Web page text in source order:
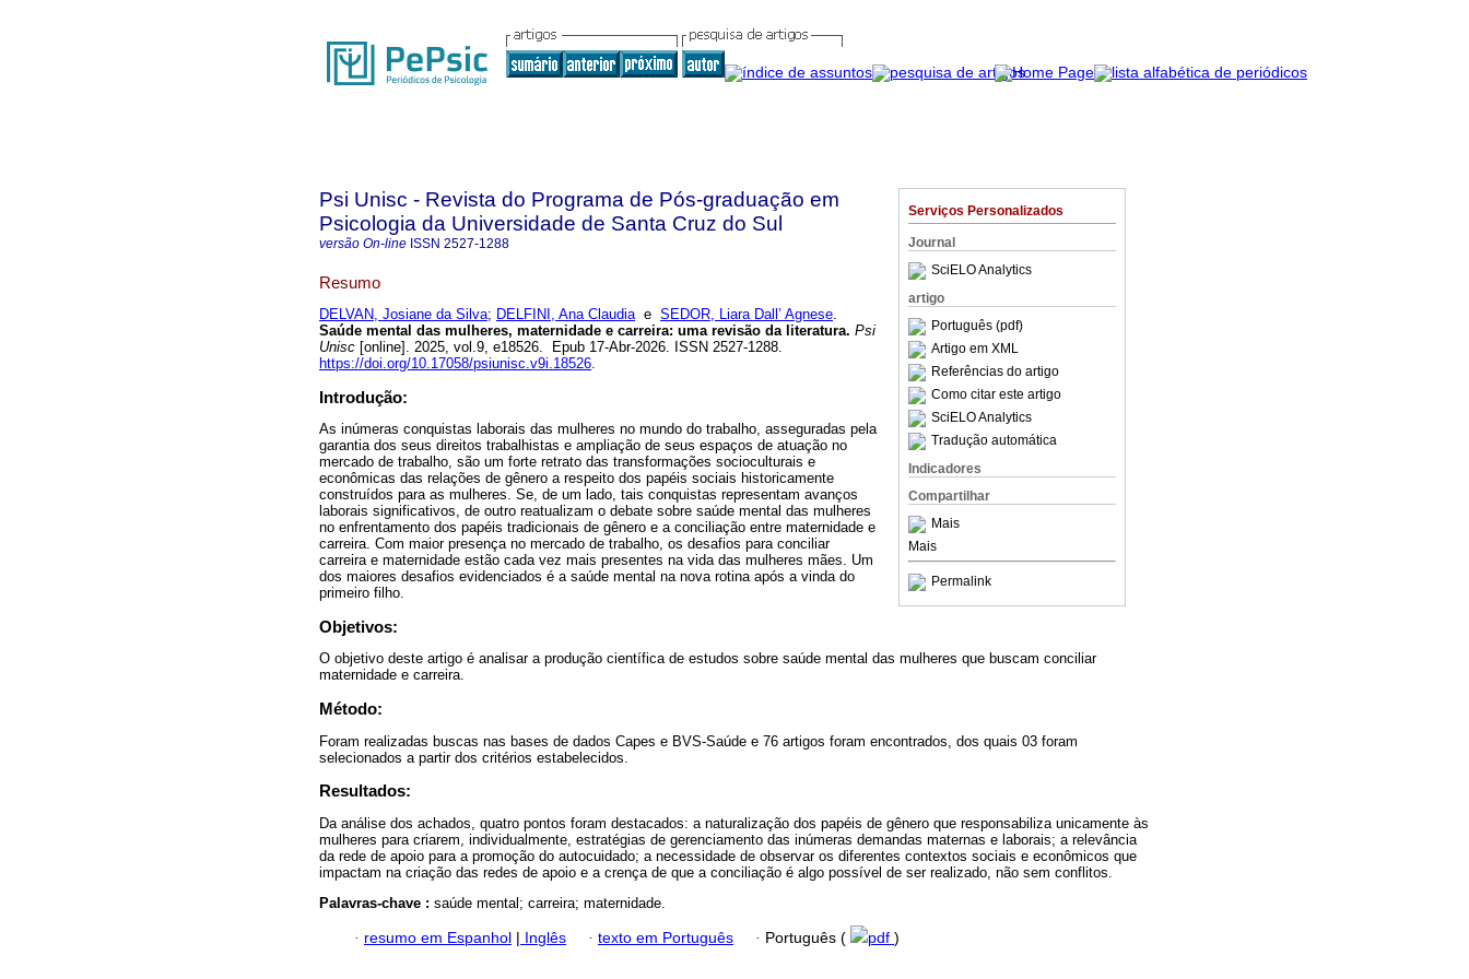
Serviços Personalizados
Journal
SciELO Analytics
artigo
Português (pdf)
Artigo em XML
Referências do artigo
Como citar este artigo
SciELO Analytics
Tradução automática
Indicadores
Compartilhar
Mais
Mais
Permalink
Psi Unisc - Revista do Programa de Pós-graduação em
Psicologia da Universidade de Santa Cruz do Sul
versão On-line ISSN 2527-1288
Resumo
DELVAN, Josiane da Silva; DELFINI, Ana Claudiae SEDOR, Liara Dall’ Agnese.
Saúde mental das mulheres, maternidade e carreira: uma revisão da literatura. Psi
Unisc [online]. 2025, vol.9, e18526. Epub 17-Abr-2026. ISSN 2527-1288.
https://doi.org/10.17058/psiunisc.v9i.18526.
Introdução:
As inúmeras conquistas laborais das mulheres no mundo do trabalho, asseguradas pela
garantia dos seus direitos trabalhistas e ampliação de seus espaços de atuação no
mercado de trabalho, são um forte retrato das transformações socioculturais e
econômicas das relações de gênero a respeito dos papéis sociais historicamente
construídos para as mulheres. Se, de um lado, tais conquistas representam avanços
laborais significativos, de outro reatualizam o debate sobre saúde mental das mulheres
no enfrentamento dos papéis tradicionais de gênero e a conciliação entre maternidade e
carreira. Com maior presença no mercado de trabalho, os desafios para conciliar
carreira e maternidade estão cada vez mais presentes na vida das mulheres mães. Um
dos maiores desafios evidenciados é a saúde mental na nova rotina após a vinda do
primeiro filho.
Objetivos:
O objetivo deste artigo é analisar a produção científica de estudos sobre saúde mental das mulheres que buscam conciliar
maternidade e carreira.
Método:
Foram realizadas buscas nas bases de dados Capes e BVS-Saúde e 76 artigos foram encontrados, dos quais 03 foram
selecionados a partir dos critérios estabelecidos.
Resultados:
Da análise dos achados, quatro pontos foram destacados: a naturalização dos papéis de gênero que responsabiliza unicamente às
mulheres para criarem, individualmente, estratégias de gerenciamento das inúmeras demandas maternas e laborais; a relevância
da rede de apoio para a promoção do autocuidado; a necessidade de observar os diferentes contextos sociais e econômicos que
impactam na criação das redes de apoio e a crença de que a conciliação é algo possível de ser realizado, não sem conflitos.
Palavras-chave : saúde mental; carreira; maternidade.
· resumo em Espanhol Inglês · texto em Português · Português ( pdf )